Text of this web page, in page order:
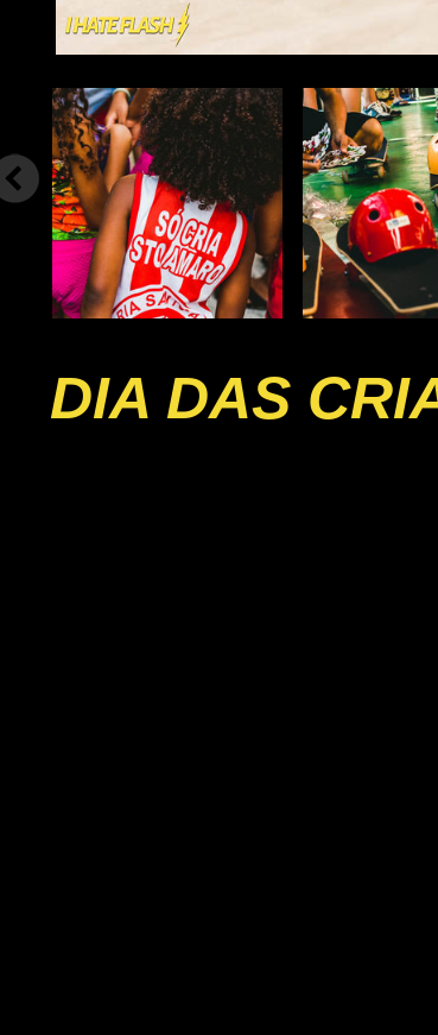
DIA DAS